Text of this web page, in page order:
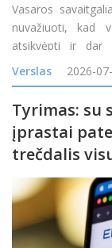
Vasaros
nuvažiuoti, kad
atsikvėpti ir dar
atostogomis?
Rokiškio rajone.
Verslas 2026-
Tyrimas: su
įprastai
trečdalis